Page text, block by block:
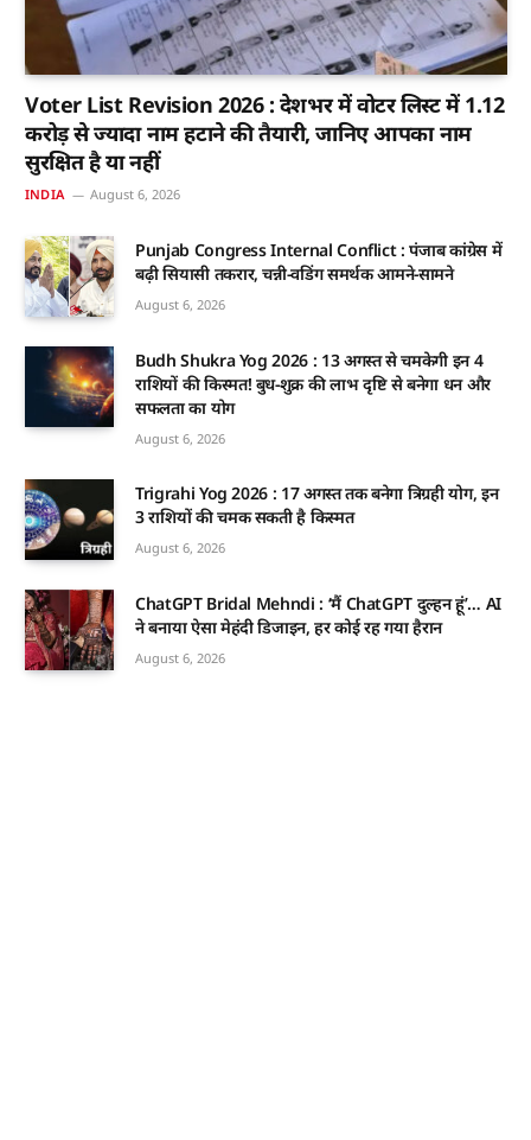
Voter List Revision 2026 : देशभर में वोटर लिस्ट में 1.12
करोड़ से ज्यादा नाम हटाने की तैयारी, जानिए आपका नाम
सुरक्षित है या नहीं
INDIA August 6, 2026
Punjab Congress Internal Conflict : पंजाब कांग्रेस में
बढ़ी सियासी तकरार, चन्नी-वडिंग समर्थक आमने-सामने
August 6, 2026
Budh Shukra Yog 2026 : 13 अगस्त से चमकेगी इन 4
राशियों की किस्मत! बुध-शुक्र की लाभ दृष्टि से बनेगा धन और
सफलता का योग
August 6, 2026
Trigrahi Yog 2026 : 17 अगस्त तक बनेगा त्रिग्रही योग, इन
3 राशियों की चमक सकती है किस्मत
August 6, 2026
ChatGPT Bridal Mehndi : ‘मैं ChatGPT दुल्हन हूं’… AI
ने बनाया ऐसा मेहंदी डिजाइन, हर कोई रह गया हैरान
August 6, 2026